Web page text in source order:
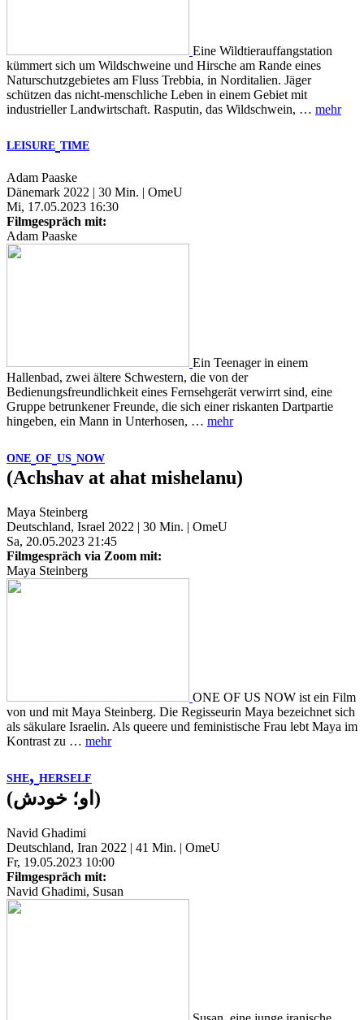
Eine Wildtierauffangstation
kümmert sich um Wildschweine und Hirsche am Rande eines
Naturschutzgebietes am Fluss Trebbia, in Norditalien. Jäger
schützen das nicht-menschliche Leben in einem Gebiet mit
industrieller Landwirtschaft. Rasputin, das Wildschwein, … mehr
LEISURE TIME
Adam Paaske
Dänemark 2022 | 30 Min. | OmeU
Mi, 17.05.2023 16:30
Filmgespräch mit:
Adam Paaske
Ein Teenager in einem
Hallenbad, zwei ältere Schwestern, die von der
Bedienungsfreundlichkeit eines Fernsehgerät verwirrt sind, eine
Gruppe betrunkener Freunde, die sich einer riskanten Dartpartie
hingeben, ein Mann in Unterhosen, … mehr
ONE OF US NOW
(Achshav at ahat mishelanu)
Maya Steinberg
Deutschland, Israel 2022 | 30 Min. | OmeU
Sa, 20.05.2023 21:45
Filmgespräch via Zoom mit:
Maya Steinberg
ONE OF US NOW ist ein Film
von und mit Maya Steinberg. Die Regisseurin Maya bezeichnet sich
als säkulare Israelin. Als queere und feministische Frau lebt Maya im
Kontrast zu … mehr
SHE, HERSELF
(او؛ خودش)
Navid Ghadimi
Deutschland, Iran 2022 | 41 Min. | OmeU
Fr, 19.05.2023 10:00
Filmgespräch mit:
Navid Ghadimi, Susan